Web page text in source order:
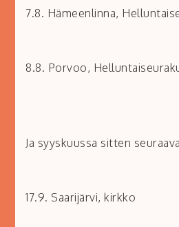
7.8. Hämeenlinna,
8.8. Porvoo,
Ja syyskuussa sitten
17.9. Saarijärvi, kirkko